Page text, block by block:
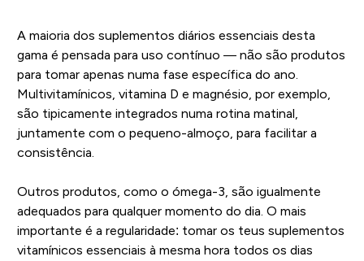
A maioria dos suplementos diários essenciais desta
gama é pensada para uso contínuo — não são produtos
para tomar apenas numa fase específica do ano.
Multivitamínicos, vitamina D e magnésio, por exemplo,
são tipicamente integrados numa rotina matinal,
juntamente com o pequeno-almoço, para facilitar a
consistência.
Outros produtos, como o ómega-3, são igualmente
adequados para qualquer momento do dia. O mais
importante é a regularidade: tomar os teus suplementos
vitamínicos essenciais à mesma hora todos os dias